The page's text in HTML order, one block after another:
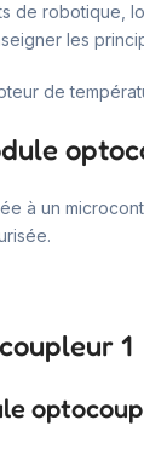
de
les
de
à un
1